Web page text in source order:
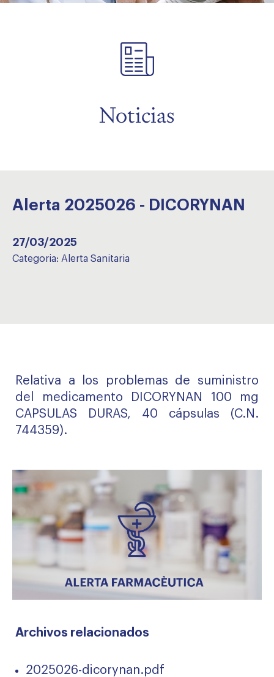
Noticias
Alerta 2025026 - DICORYNAN
27/03/2025
Categoria: Alerta Sanitaria
Archivos relacionados
2025026-dicorynan.pdf
Relativa a los problemas de suministro
del medicamento DICORYNAN 100 mg
CAPSULAS DURAS, 40 cápsulas (C.N.
744359).